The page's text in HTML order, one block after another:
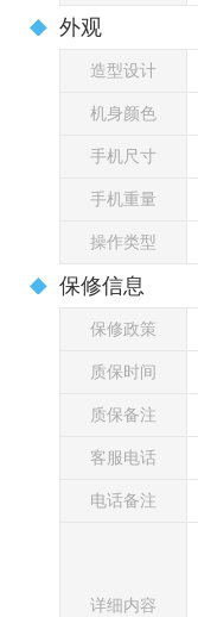
外观
造型设计
机身颜色
手机尺寸
手机重量
操作类型
保修信息
保修政策
质保时间
质保备注
客服电话
电话备注
详细内容